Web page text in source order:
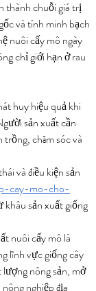
thành chuỗi giá trị
và tính minh bạch
nuôi cấy mô ngày
chỉ giới hạn ở rau
huy hiệu quả khi
sản xuất cần
chăm sóc và
và điều kiện sản
cay-mo-cho-
khâu sản xuất giống
nuôi cấy mô là
lĩnh vực giống cây
lượng nông sản, mở
nghiệp địa